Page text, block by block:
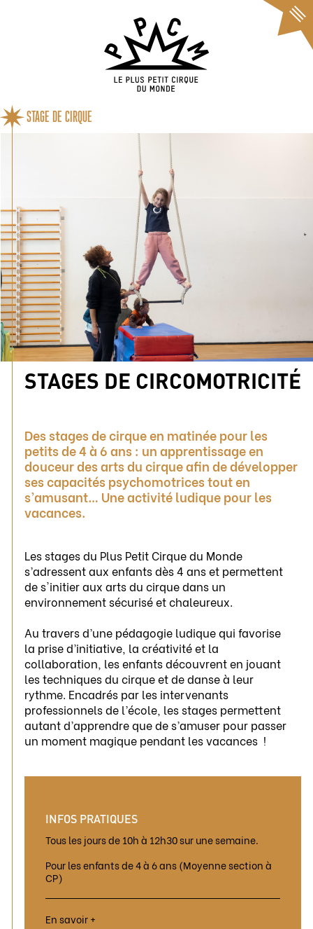
STAGE DE CIRQUE
STAGES DE CIRCOMOTRICITÉ
Des stages de cirque en matinée pour les
petits de 4 à 6 ans : un apprentissage en
douceur des arts du cirque afin de développer
ses capacités psychomotrices tout en
s’amusant… Une activité ludique pour les
vacances.
Les stages du Plus Petit Cirque du Monde
s’adressent aux enfants dès 4 ans et permettent
de s'initier aux arts du cirque dans un
environnement sécurisé et chaleureux.
Au travers d’une pédagogie ludique qui favorise
la prise d’initiative, la créativité et la
collaboration, les enfants découvrent en jouant
les techniques du cirque et de danse à leur
rythme. Encadrés par les intervenants
professionnels de l’école, les stages permettent
autant d’apprendre que de s’amuser pour passer
un moment magique pendant les vacances !
INFOS PRATIQUES
Tous les jours de 10h à 12h30 sur une semaine.
Pour les enfants de 4 à 6 ans (Moyenne section à
CP)
En savoir +